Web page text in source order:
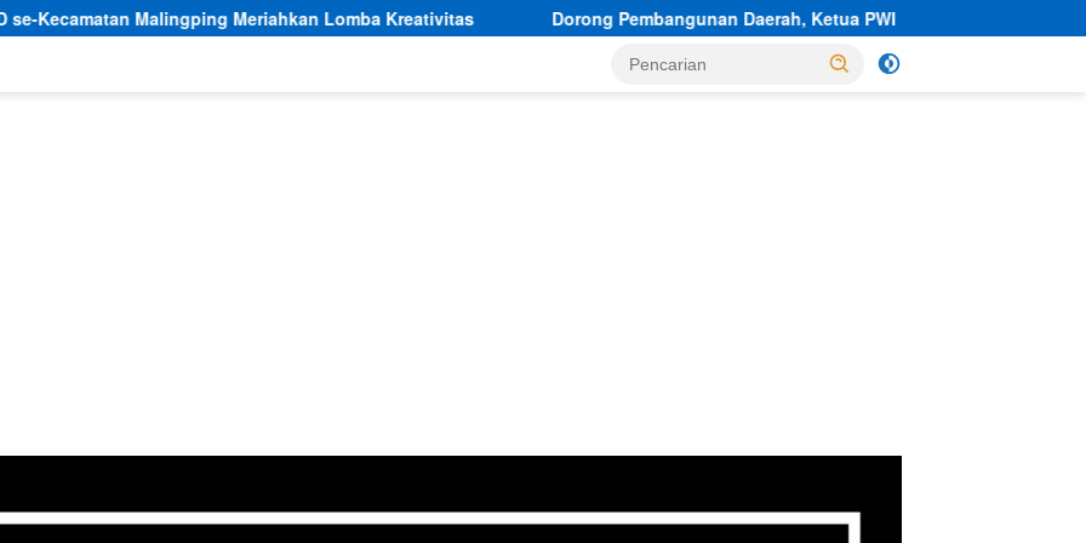
Meriahkan Lomba Kreativitas Dorong Pembangunan Daerah, Ketua PWI Banten Kunjungi Sekber PWI dan SMSI